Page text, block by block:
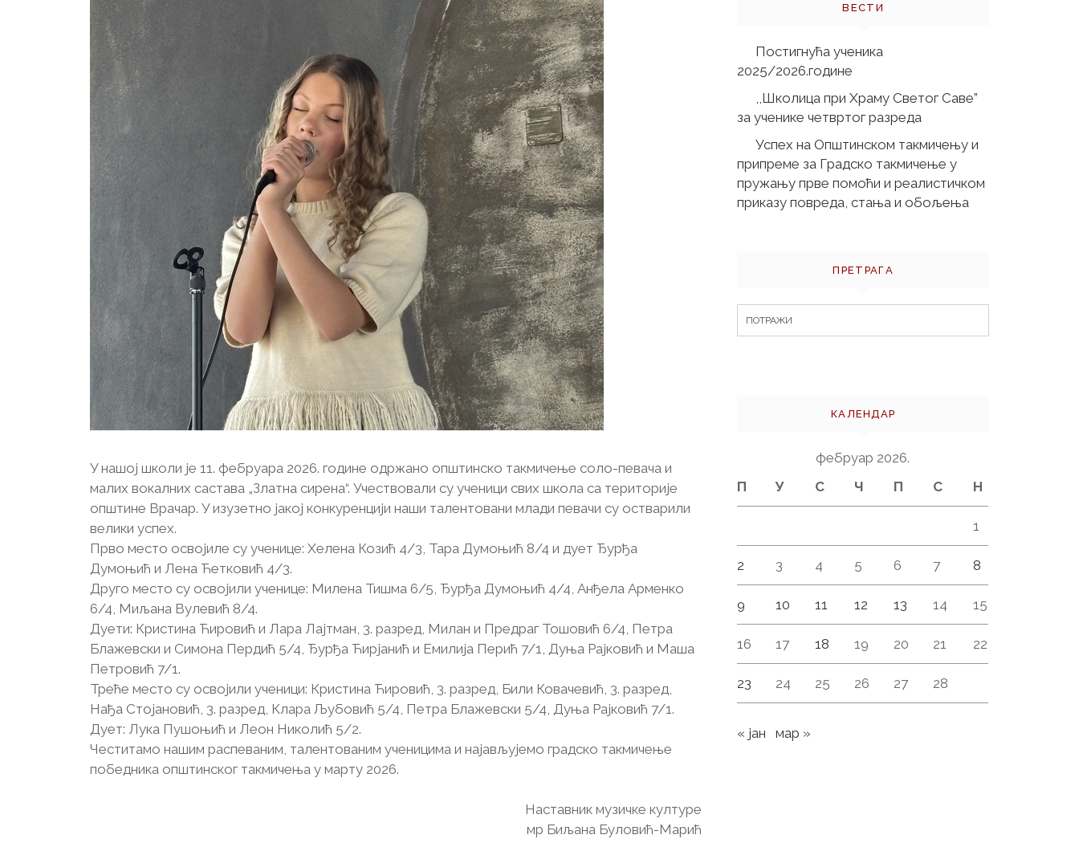
У нашој школи је 11. фебруара 2026. године одржано општинско такмичење соло-певача и
малих вокалних састава „Златна сирена“. Учествовали су ученици свих школа са територије
општине Врачар. У изузетно јакој конкуренцији наши талентовани млади певачи су остварили
велики успех.
Прво место освојиле су ученице: Хелена Козић 4/3, Тара Думоњић 8/4 и дует Ђурђа
Думоњић и Лена Ћетковић 4/3.
Друго место су освојили ученице: Милена Тишма 6/5, Ђурђа Думоњић 4/4, Анђела Арменко
6/4, Миљана Вулевић 8/4.
Дуети: Кристина Ћировић и Лара Лајтман, 3. разред, Милан и Предраг Тошовић 6/4, Петра
Блажевски и Симона Пердић 5/4, Ђурђа Ћирјанић и Емилија Перић 7/1, Дуња Рајковић и Маша
Петровић 7/1.
Треће место су освојили ученици: Кристина Ћировић, 3. разред, Били Ковачевић, 3. разред,
Нађа Стојановић, 3. разред, Клара Љубовић 5/4, Петра Блажевски 5/4, Дуња Рајковић 7/1.
Дует: Лука Пушоњић и Леон Николић 5/2.
Честитамо нашим распеваним, талентованим ученицима и најављујемо градско такмичење
победника општинског такмичења у марту 2026.
Наставник музичке културе
мр Биљана Буловић-Марић
ВЕСТИ
Постигнућа ученика
2025/2026.године
,,Школица при Храму Светог Саве”
за ученике четвртог разреда
Успех на Општинском такмичењу и
припреме за Градско такмичење у
пружању прве помоћи и реалистичком
приказу повреда, стања и обољења
ПРЕТРАГА
Search
for:
КАЛЕНДАР
фебруар 2026.
П
У С Ч П С Н
1
2 3 4 5 6 7 8
9 10 11 12 13 14 15
16 17 18 19 20 21 22
23 24 25 26 27 28
« јан мар »